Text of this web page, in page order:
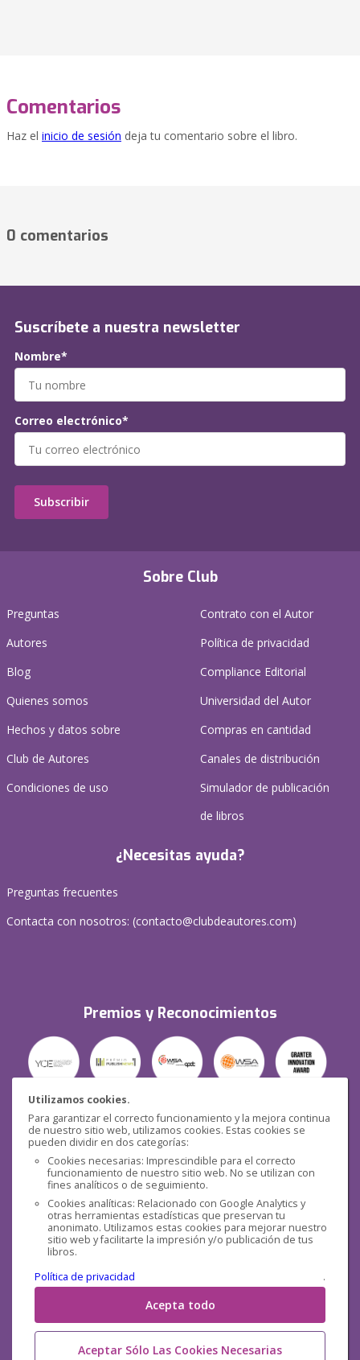
Utilizamos cookies.
Para garantizar el correcto funcionamiento y la mejora continua
de nuestro sitio web, utilizamos cookies. Estas cookies se
pueden dividir en dos categorías:
Cookies necesarias: Imprescindible para el correcto
funcionamiento de nuestro sitio web. No se utilizan con
fines analíticos o de seguimiento.
Cookies analíticas: Relacionado con Google Analytics y
otras herramientas estadísticas que preservan tu
anonimato. Utilizamos estas cookies para mejorar nuestro
sitio web y facilitarte la impresión y/o publicación de tus
libros.
Política de privacidad
.
Acepta todo
Aceptar Sólo Las Cookies Necesarias
Comentarios
Haz el inicio de sesión deja tu comentario sobre el libro.
0 comentarios
Sobre Club
Preguntas
Autores
Blog
Quienes somos
Hechos y datos sobre
Club de Autores
Condiciones de uso
Contrato con el Autor
Política de privacidad
Compliance Editorial
Universidad del Autor
Compras en cantidad
Canales de distribución
Simulador de publicación
de libros
¿Necesitas ayuda?
Preguntas frecuentes
Contacta con nosotros: (contacto@clubdeautores.com)
Premios y Reconocimientos
Seguridad
Redes sociales
Suscríbete a nuestra newsletter
Nombre*
Correo electrónico*
Subscribir